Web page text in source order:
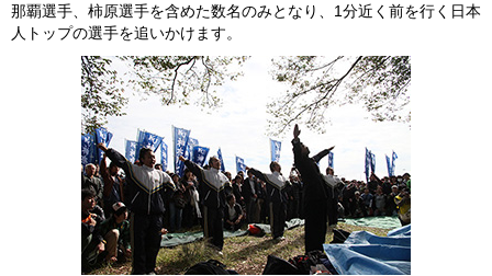
那覇選手、柿原選手を含めた数名のみとなり、1分近く前を行く日本
人トップの選手を追いかけます。